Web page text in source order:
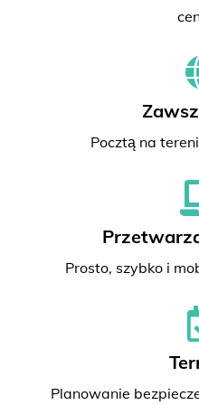
Pocztą na
Prosto, szybko i
Planowanie